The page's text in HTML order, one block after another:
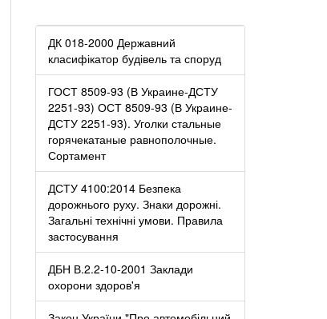
ДК 018-2000 Державний
класифікатор будівель та споруд
ГОСТ 8509-93 (В Украине-ДСТУ
2251-93) ОСТ 8509-93 (В Украине-
ДСТУ 2251-93). Уголки стальные
горячекатаные равнополочные.
Сортамент
ДСТУ 4100:2014 Безпека
дорожнього руху. Знаки дорожні.
Загальні технічні умови. Правила
застосування
ДБН В.2.2-10-2001 Заклади
охорони здоров'я